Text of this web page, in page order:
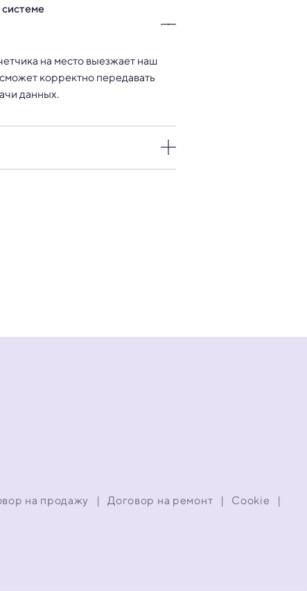
на место выезжает наш
корректно передавать
данных.
на продажу | Договор на ремонт | Cookie |